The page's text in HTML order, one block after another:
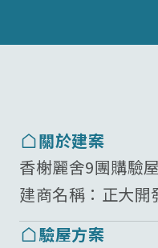
關於建案
香榭麗舍9團購驗
建商名稱： 正大開
驗屋方案